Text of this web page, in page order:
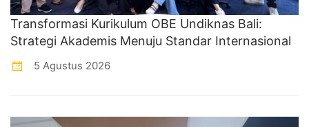
Transformasi Kurikulum OBE Undiknas Bali:
Strategi Akademis Menuju Standar Internasional
5 Agustus 2026